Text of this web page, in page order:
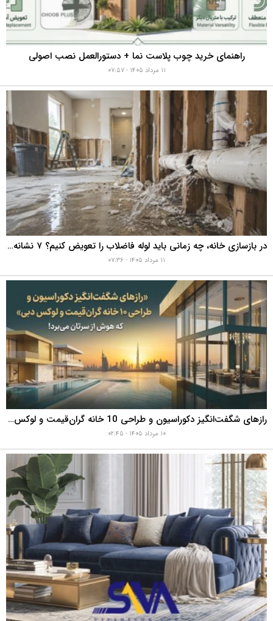
راهنمای خرید چوب پلاست نما + دستورالعمل نصب اصولی
در بازسازی خانه، چه زمانی باید لوله فاضلاب را تعویض کنیم؟ ۷ نشانه‌ای که نباید نادیده بگیرید
رازهای شگفت‌انگیز دکوراسیون و طراحی 10 خانه گران‌قیمت و لوکس دبی که هوش از سرتان می‌برد!